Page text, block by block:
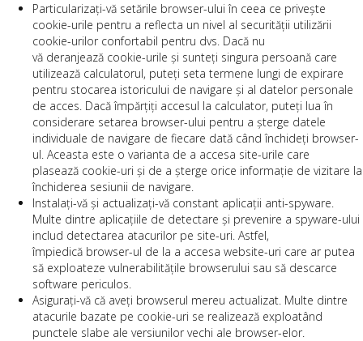
Particularizați-vă setările browser-ului în ceea ce privește
cookie-urile pentru a reflecta un nivel al securității utilizării
cookie-urilor confortabil pentru dvs. Dacă nu
vă deranjează cookie-urile și sunteți singura persoană care
utilizează calculatorul, puteți seta termene lungi de expirare
pentru stocarea istoricului de navigare și al datelor personale
de acces. Dacă împărțiți accesul la calculator, puteți lua în
considerare setarea browser-ului pentru a șterge datele
individuale de navigare de fiecare dată când închideți browser-
ul. Aceasta este o varianta de a accesa site-urile care
plasează cookie-uri și de a șterge orice informație de vizitare la
închiderea sesiunii de navigare.
Instalați-vă și actualizați-vă constant aplicații anti-spyware.
Multe dintre aplicațiile de detectare și prevenire a spyware-ului
includ detectarea atacurilor pe site-uri. Astfel,
împiedică browser-ul de la a accesa website-uri care ar putea
să exploateze vulnerabilitățile browserului sau să descarce
software periculos.
Asigurați-vă că aveți browserul mereu actualizat. Multe dintre
atacurile bazate pe cookie-uri se realizează exploatând
punctele slabe ale versiunilor vechi ale browser-elor.